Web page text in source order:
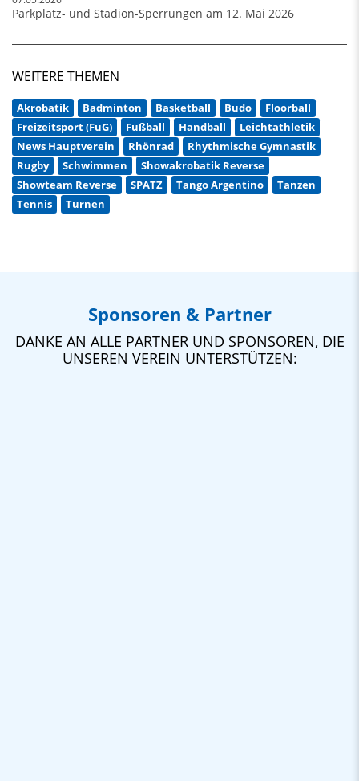
Parkplatz- und Stadion-Sperrungen am 12. Mai 2026
WEITERE THEMEN
Akrobatik Badminton Basketball Budo
Floorball
Freizeitsport (FuG)
Fußball Handball
Leichtathletik
News Hauptverein
Rhönrad
Rhythmische Gymnastik
Rugby
Schwimmen
Showakrobatik Reverse
Showteam Reverse
SPATZ Tango Argentino
Tanzen
Tennis
Turnen
Sponsoren & Partner
DANKE AN ALLE PARTNER UND SPONSOREN, DIE
UNSEREN VEREIN UNTERSTÜTZEN: